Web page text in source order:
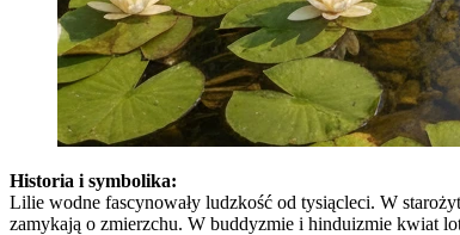
Historia i symbolika:
Lilie wodne fascynowały ludzkość od tysiącleci. W
zamykają o zmierzchu. W buddyzmie i hinduizmie kwiat